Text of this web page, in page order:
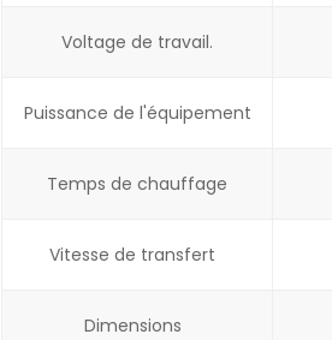
Voltage de travail.
Puissance de l'équipement
Temps de chauffage
Vitesse de transfert
Dimensions